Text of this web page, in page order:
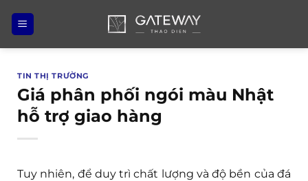
qua
nội
TIN THỊ TRƯỜNG
Giá phân phối ngói màu Nhật
hỗ trợ giao hàng
Tuy nhiên, để duy trì chất lượng và độ bền của đá